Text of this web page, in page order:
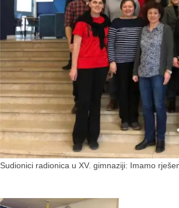
Sudionici radionica u XV. gimnaziji: Imamo